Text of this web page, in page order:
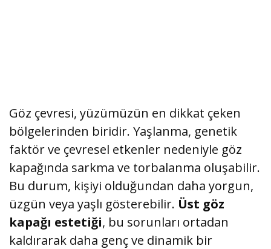
Göz çevresi, yüzümüzün en dikkat çeken
bölgelerinden biridir. Yaşlanma, genetik
faktör ve çevresel etkenler nedeniyle göz
kapağında sarkma ve torbalanma oluşabilir.
Bu durum, kişiyi olduğundan daha yorgun,
üzgün veya yaşlı gösterebilir. Üst göz
kapağı estetiği, bu sorunları ortadan
kaldırarak daha genç ve dinamik bir